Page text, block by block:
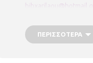
bibxarilaou@hotmail.gr
ΠΕΡΙΣΣΌΤΕΡΑ